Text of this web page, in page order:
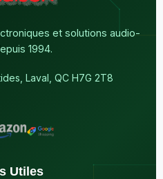
et solutions audio-
1994.
Laval, QC H7G 2T8
Utiles